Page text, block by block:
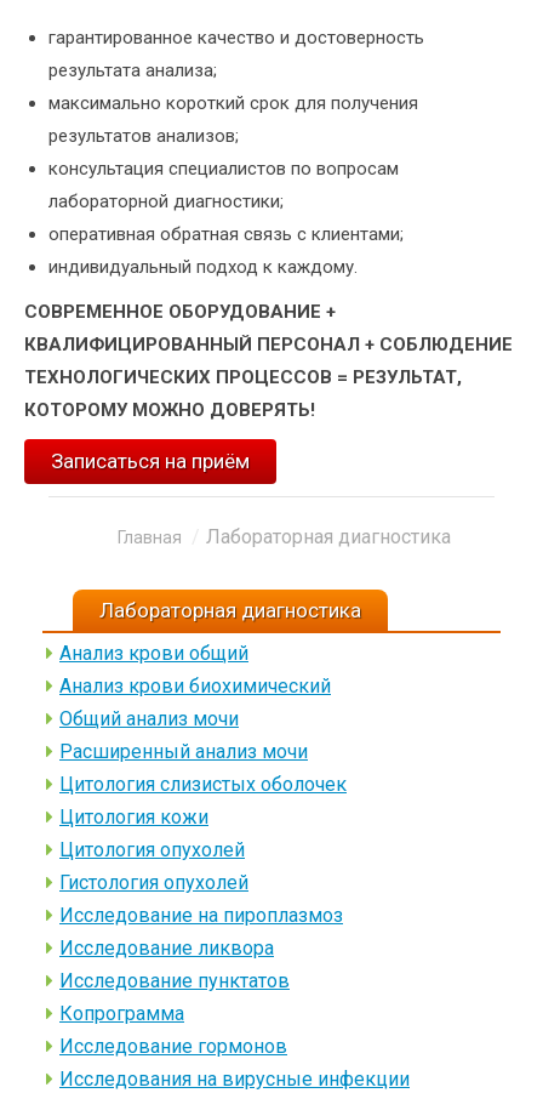
гарантированное качество и достоверность
результата анализа;
максимально короткий срок для получения
результатов анализов;
консультация специалистов по вопросам
лабораторной диагностики;
оперативная обратная связь с клиентами;
индивидуальный подход к каждому.
СОВРЕМЕННОЕ ОБОРУДОВАНИЕ +
КВАЛИФИЦИРОВАННЫЙ ПЕРСОНАЛ + СОБЛЮДЕНИЕ
ТЕХНОЛОГИЧЕСКИХ ПРОЦЕССОВ = РЕЗУЛЬТАТ,
КОТОРОМУ МОЖНО ДОВЕРЯТЬ!
Записаться на приём
Вы здесь:Главная Лабораторная диагностика
Лабораторная диагностика
Анализ крови общий
Анализ крови биохимический
Общий анализ мочи
Расширенный анализ мочи
Цитология слизистых оболочек
Цитология кожи
Цитология опухолей
Гистология опухолей
Исследование на пироплазмоз
Исследование ликвора
Исследование пунктатов
Копрограмма
Исследование гормонов
Исследования на вирусные инфекции